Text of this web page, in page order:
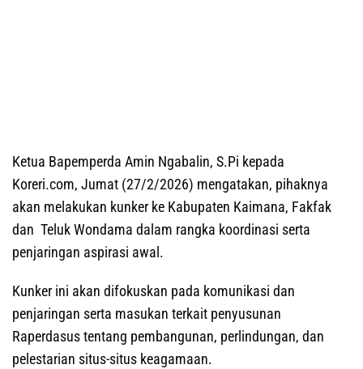
Ketua Bapemperda Amin Ngabalin, S.Pi kepada
Koreri.com, Jumat (27/2/2026) mengatakan, pihaknya
akan melakukan kunker ke Kabupaten Kaimana, Fakfak
dan Teluk Wondama dalam rangka koordinasi serta
penjaringan aspirasi awal.
Kunker ini akan difokuskan pada komunikasi dan
penjaringan serta masukan terkait penyusunan
Raperdasus tentang pembangunan, perlindungan, dan
pelestarian situs-situs keagamaan.